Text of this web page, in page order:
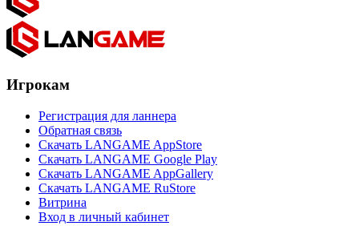
Игрокам
Регистрация для ланнера
Обратная связь
Скачать LANGAME AppStore
Скачать LANGAME Google Play
Скачать LANGAME AppGallery
Скачать LANGAME RuStore
Витрина
Вход в личный кабинет